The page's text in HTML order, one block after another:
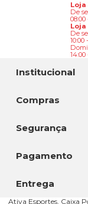
Institucional
Compras
De
08:00
Loja
De
10:00
14:00
Segurança
Pagamento
Entrega
Ativa Esportes, Caixa